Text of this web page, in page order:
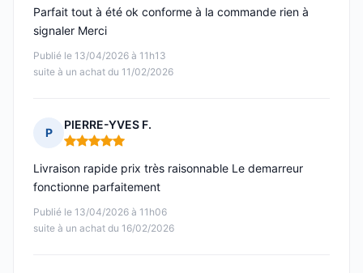
Publié le 13/04/2026 à 11h13
suite à un achat du 11/02/2026
Parfait tout à été ok conforme à la commande rien à
signaler Merci
P
PIERRE-YVES F.
Note : 5 sur 5
Publié le 13/04/2026 à 11h06
suite à un achat du 16/02/2026
Livraison rapide prix très raisonnable Le demarreur
fonctionne parfaitement